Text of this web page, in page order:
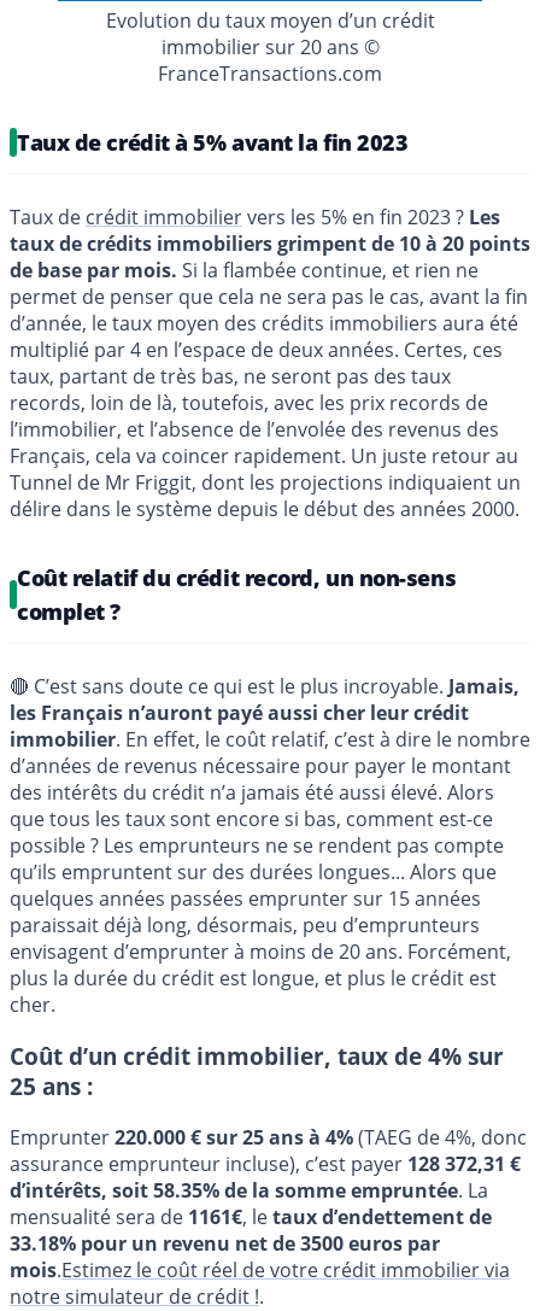
Evolution du taux moyen d’un crédit
immobilier sur 20 ans ©
FranceTransactions.com
Taux de crédit à 5% avant la fin 2023
Taux de crédit immobiliervers les 5% en fin 2023 ? Les
taux de crédits immobiliers grimpent de 10 à 20 points
de base par mois. Si la flambée continue, et rien ne
permet de penser que cela ne sera pas le cas, avant la fin
d’année, le taux moyen des crédits immobiliers aura été
multiplié par 4 en l’espace de deux années. Certes, ces
taux, partant de très bas, ne seront pas des taux
records, loin de là, toutefois, avec les prix records de
l’immobilier, et l’absence de l’envolée des revenus des
Français, cela va coincer rapidement. Un juste retour au
Tunnel de Mr Friggit, dont les projections indiquaient un
délire dans le système depuis le début des années 2000.
Coût relatif du crédit record, un non-sens
complet ?
🔴 C’est sans doute ce qui est le plus incroyable. Jamais,
les Français n’auront payé aussi cher leur crédit
immobilier. En effet, le coût relatif, c’est à dire le nombre
d’années de revenus nécessaire pour payer le montant
des intérêts du crédit n’a jamais été aussi élevé. Alors
que tous les taux sont encore si bas, comment est-ce
possible ? Les emprunteurs ne se rendent pas compte
qu’ils empruntent sur des durées longues... Alors que
quelques années passées emprunter sur 15 années
paraissait déjà long, désormais, peu d’emprunteurs
envisagent d’emprunter à moins de 20 ans. Forcément,
plus la durée du crédit est longue, et plus le crédit est
cher.
Coût d’un crédit immobilier, taux de 4% sur
25 ans :
Emprunter220.000 € sur 25 ans à 4%(TAEG de 4%, donc
assurance emprunteur incluse), c’est payer 128 372,31 €
d’intérêts, soit 58.35% de la somme empruntée. La
mensualité sera de 1161€, letaux d’endettement de
33.18% pour un revenu net de 3500 euros par
mois.Estimez le coût réel de votre crédit immobilier via
notre simulateur de crédit !.